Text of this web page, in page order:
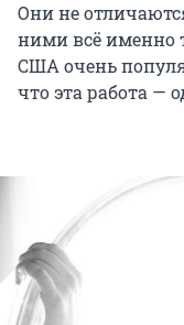
Они не
ними всё именно
США очень
что эта работа —